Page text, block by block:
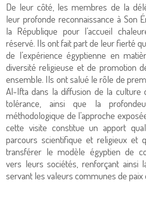
De leur côté, les membres de la
leur profonde reconnaissance à Son
la République pour l’accueil
réservé. Ils ont fait part de leur fierté
de l’expérience égyptienne en
diversité religieuse et de promotion
ensemble. Ils ont salué le rôle de
Al-Ifta dans la diffusion de la culture
tolérance, ainsi que la
méthodologique de l’approche
cette visite constitue un apport
parcours scientifique et religieux et
transférer le modèle égyptien de
vers leurs sociétés, renforçant ainsi
servant les valeurs communes de paix